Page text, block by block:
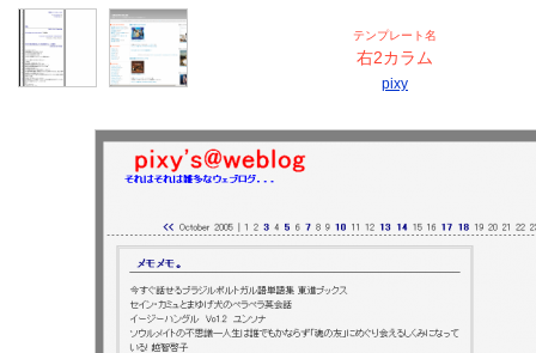
テンプレート名
右2カラム
pixy